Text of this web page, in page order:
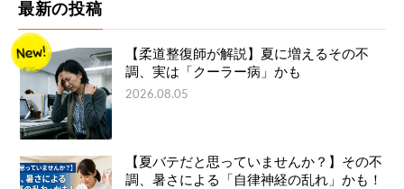
最新の投稿
【柔道整復師が解説】夏に増えるその不
調、実は「クーラー病」かも
2026.08.05
【夏バテだと思っていませんか？】その不
調、暑さによる「自律神経の乱れ」かも！